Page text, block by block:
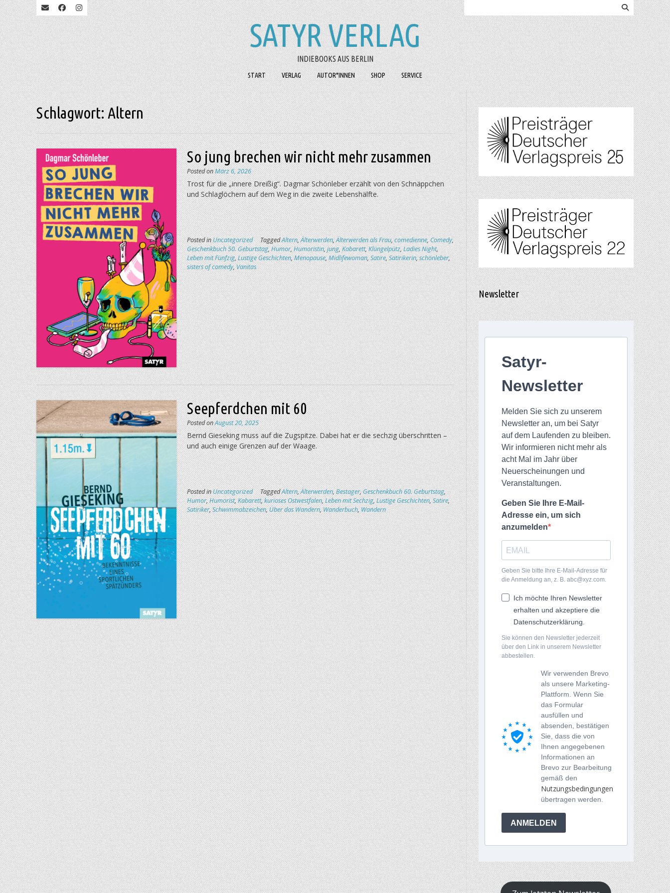
SATYR VERLAG
INDIEBOOKS AUS BERLIN
START VERLAG AUTOR*INNEN SHOP SERVICE
Schlagwort:Altern
So jung brechen wir nicht mehr zusammen
Posted onMärz 6, 2026
Trost für die „innere Dreißig“. Dagmar Schönleber erzählt von den Schnäppchen
und Schlaglöchern auf dem Weg in die zweite Lebenshälfte.
Posted inUncategorized TaggedAltern,Älterwerden,Älterwerden als Frau,comedienne,Comedy,
Geschenkbuch 50. Geburtstag,Humor,Humoristin,jung,Kabarett,Klüngelpütz,Ladies Night,
Leben mit Fünfzig,Lustige Geschichten,Menopause,Midlifewoman,Satire,Satirikerin,schönleber,
sisters of comedy,Vanitas
Seepferdchen mit 60
Posted onAugust 20, 2025
Bernd Gieseking muss auf die Zugspitze. Dabei hat er die sechzig überschritten –
und auch einige Grenzen auf der Waage.
Posted inUncategorized TaggedAltern,Älterwerden,Bestager,Geschenkbuch 60. Geburtstag,
Humor,Humorist,Kabarett,kurioses Ostwestfalen,Leben mit Sechzig,Lustige Geschichten,Satire,
Satiriker,Schwimmabzeichen,Über das Wandern,Wanderbuch,Wandern
Newsletter
Satyr-
Newsletter
Melden Sie sich zu unserem
Newsletter an, um bei Satyr
auf dem Laufenden zu bleiben.
Wir informieren nicht mehr als
acht Mal im Jahr über
Neuerscheinungen und
Veranstaltungen.
Geben Sie Ihre E-Mail-
Adresse ein, um sich
anzumelden
Geben Sie bitte Ihre E-Mail-Adresse für
die Anmeldung an, z. B. abc@xyz.com.
Ich möchte Ihren Newsletter
erhalten und akzeptiere die
Datenschutzerklärung.
Sie können den Newsletter jederzeit
über den Link in unserem Newsletter
abbestellen.
Wir verwenden Brevo
als unsere Marketing-
Plattform. Wenn Sie
das Formular
ausfüllen und
absenden, bestätigen
Sie, dass die von
Ihnen angegebenen
Informationen an
Brevo zur Bearbeitung
gemäß den
Nutzungsbedingungen
übertragen werden.
ANMELDEN